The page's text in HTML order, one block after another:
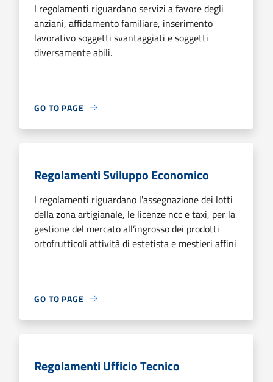
I regolamenti riguardano servizi a favore degli
anziani, affidamento familiare, inserimento
lavorativo soggetti svantaggiati e soggetti
diversamente abili.
GO TO PAGE
Regolamenti Sviluppo Economico
I regolamenti riguardano l'assegnazione dei lotti
della zona artigianale, le licenze ncc e taxi, per la
gestione del mercato all’ingrosso dei prodotti
ortofrutticoli attività di estetista e mestieri affini
GO TO PAGE
Regolamenti Ufficio Tecnico